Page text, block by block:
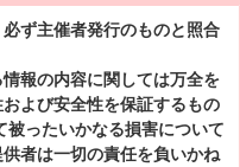
ず主催者発行のものと照合
報の内容に関しては万全を
よび安全性を保証するもの
ったいかなる損害について
者は一切の責任を負いかね